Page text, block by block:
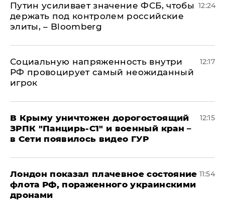
Путин усиливает значение ФСБ, чтобы
держать под контролем российские
элиты, – Bloomberg
12:24
Социальную напряженность внутри
РФ провоцирует самый неожиданный
игрок
12:17
В Крыму уничтожен дорогостоящий
ЗРПК "Панцирь-С1" и военный кран –
в Сети появилось видео ГУР
12:15
Лондон показал плачевное состояние
флота РФ, пораженного украинскими
дронами
11:54